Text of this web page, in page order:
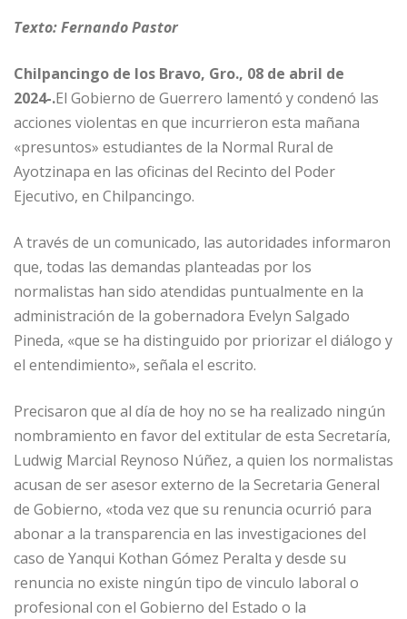
Texto: Fernando Pastor
Chilpancingo de los Bravo, Gro., 08 de abril de
2024-.El Gobierno de Guerrero lamentó y condenó las
acciones violentas en que incurrieron esta mañana
«presuntos» estudiantes de la Normal Rural de
Ayotzinapa en las oficinas del Recinto del Poder
Ejecutivo, en Chilpancingo.
A través de un comunicado, las autoridades informaron
que, todas las demandas planteadas por los
normalistas han sido atendidas puntualmente en la
administración de la gobernadora Evelyn Salgado
Pineda, «que se ha distinguido por priorizar el diálogo y
el entendimiento», señala el escrito.
Precisaron que al día de hoy no se ha realizado ningún
nombramiento en favor del extitular de esta Secretaría,
Ludwig Marcial Reynoso Núñez, a quien los normalistas
acusan de ser asesor externo de la Secretaria General
de Gobierno, «toda vez que su renuncia ocurrió para
abonar a la transparencia en las investigaciones del
caso de Yanqui Kothan Gómez Peralta y desde su
renuncia no existe ningún tipo de vinculo laboral o
profesional con el Gobierno del Estado o la